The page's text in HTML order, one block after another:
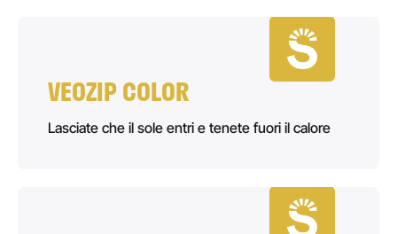
VEOZIP COLOR
Lasciate che il sole entri e tenete fuori il calore